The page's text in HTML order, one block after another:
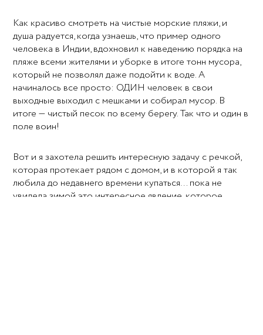
Как красиво смотреть на чистые морские пляжи, и
душа радуется, когда узнаешь, что пример одного
человека в Индии, вдохновил к наведению порядка на
пляже всеми жителями и уборке в итоге тонн мусора,
который не позволял даже подойти к воде. А
начиналось все просто: ОДИН человек в свои
выходные выходил с мешками и собирал мусор. В
итоге — чистый песок по всему берегу. Так что и один в
поле воин!
Вот и я захотела решить интересную задачу с речкой,
которая протекает рядом с домом, и в которой я так
любила до недавнего времени купаться… пока не
увидела зимой это интересное явление, которое